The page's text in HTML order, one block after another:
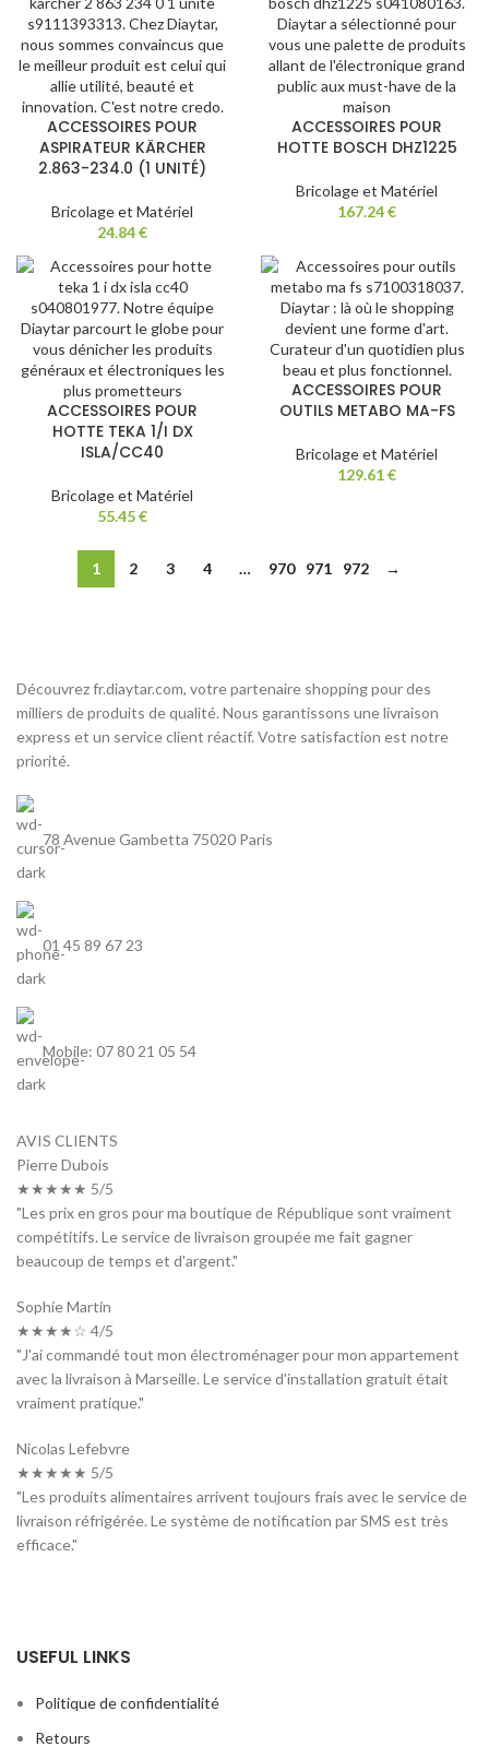
ACCESSOIRES POUR
ASPIRATEUR KÄRCHER
2.863-234.0 (1 UNITÉ)
Bricolage et Matériel
24.84€
ACCESSOIRES POUR
HOTTE BOSCH DHZ1225
Bricolage et Matériel
167.24€
ACCESSOIRES POUR
HOTTE TEKA 1/I DX
ISLA/CC40
Bricolage et Matériel
55.45€
ACCESSOIRES POUR
OUTILS METABO MA-FS
Bricolage et Matériel
129.61€
1 2 3 4 … 970 971 972 →
Découvrez fr.diaytar.com, votre partenaire shopping pour des
milliers de produits de qualité. Nous garantissons une livraison
express et un service client réactif. Votre satisfaction est notre
priorité.
78 Avenue Gambetta 75020 Paris
01 45 89 67 23
Mobile: 07 80 21 05 54
AVIS CLIENTS
Pierre Dubois
★★★★★ 5/5
"Les prix en gros pour ma boutique de République sont vraiment
compétitifs. Le service de livraison groupée me fait gagner
beaucoup de temps et d'argent."
Sophie Martin
★★★★☆ 4/5
"J'ai commandé tout mon électroménager pour mon appartement
avec la livraison à Marseille. Le service d'installation gratuit était
vraiment pratique."
Nicolas Lefebvre
★★★★★ 5/5
"Les produits alimentaires arrivent toujours frais avec le service de
livraison réfrigérée. Le système de notification par SMS est très
efficace."
USEFUL LINKS
Politique de confidentialité
Retours